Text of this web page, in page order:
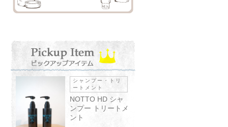
シャンプー・トリ
ートメント
NOTTO HD シャ
ンプー トリートメ
ント